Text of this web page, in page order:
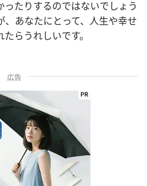
ったりするのではないでしょう
あなたにとって、人生や幸せ
らうれしいです。
広告